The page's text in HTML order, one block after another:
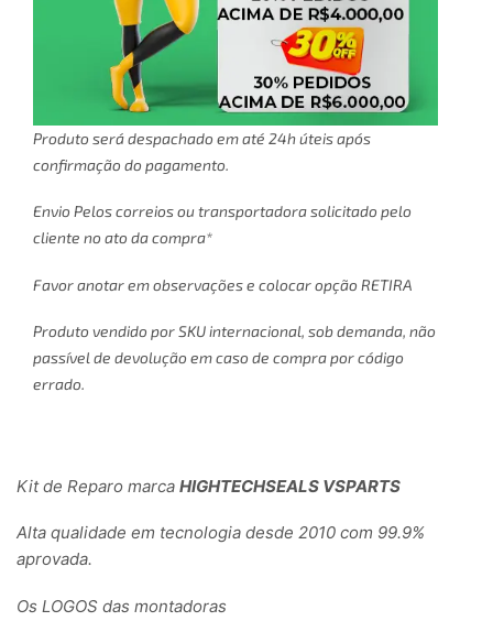
Produto será despachado em até 24h úteis após
confirmação do pagamento.
Envio Pelos correios ou transportadora solicitado pelo
cliente no ato da compra*
Favor anotar em observações e colocar opção RETIRA
Produto vendido por SKU internacional, sob demanda, não
passível de devolução em caso de compra por código
errado.
Kit de Reparo marca HIGHTECHSEALS VSPARTS
Alta qualidade em tecnologia desde 2010 com 99.9%
aprovada.
Os LOGOS das montadoras